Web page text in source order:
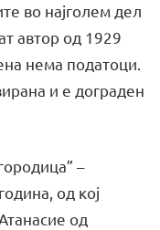
во најголем дел
автор од 1929
нема податоци.
и е дограден
–
од кој
од